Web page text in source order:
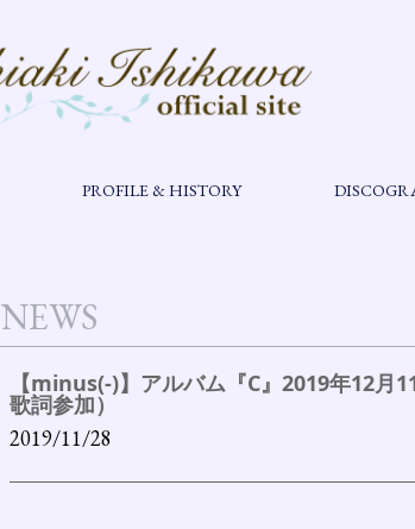
PROFILE & HISTORY
NEWS
【minus(-)】アルバム『C』2019年12月
歌詞参加）
2019/11/28